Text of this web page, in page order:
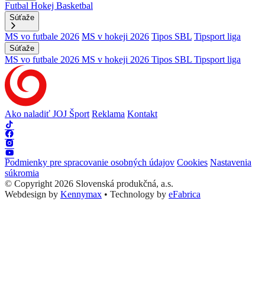
Futbal Hokej Basketbal
Súťaže
MS vo futbale 2026 MS v hokeji 2026 Tipos SBL Tipsport liga
Súťaže
MS vo futbale 2026 MS v hokeji 2026 Tipos SBL Tipsport liga
Ako naladiť JOJ Šport Reklama Kontakt
Podmienky pre spracovanie osobných údajov Cookies Nastavenia
súkromia
© Copyright 2026 Slovenská produkčná, a.s.
Webdesign by Kennymax • Technology by eFabrica